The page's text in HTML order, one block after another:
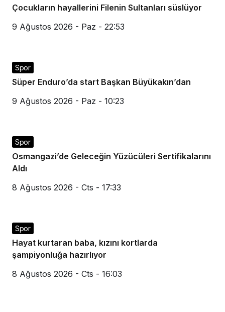
Çocukların hayallerini Filenin Sultanları süslüyor
9 Ağustos 2026 - Paz - 22:53
Spor
Süper Enduro’da start Başkan Büyükakın’dan
9 Ağustos 2026 - Paz - 10:23
Spor
Osmangazi’de Geleceğin Yüzücüleri Sertifikalarını
Aldı
8 Ağustos 2026 - Cts - 17:33
Spor
Hayat kurtaran baba, kızını kortlarda
şampiyonluğa hazırlıyor
8 Ağustos 2026 - Cts - 16:03